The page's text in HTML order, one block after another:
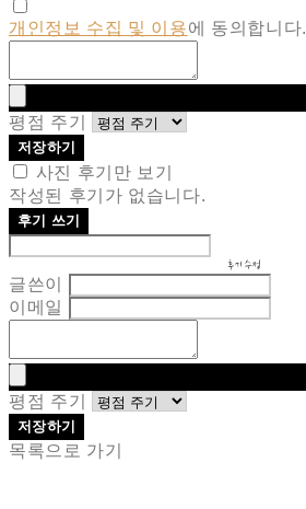
개인정보 수집 및 이용에 동의합니다.
평점 주기
저장하기
사진 후기만 보기
작성된 후기가 없습니다.
후기 쓰기
후기 수정
글쓴이
이메일
평점 주기
저장하기
목록으로 가기